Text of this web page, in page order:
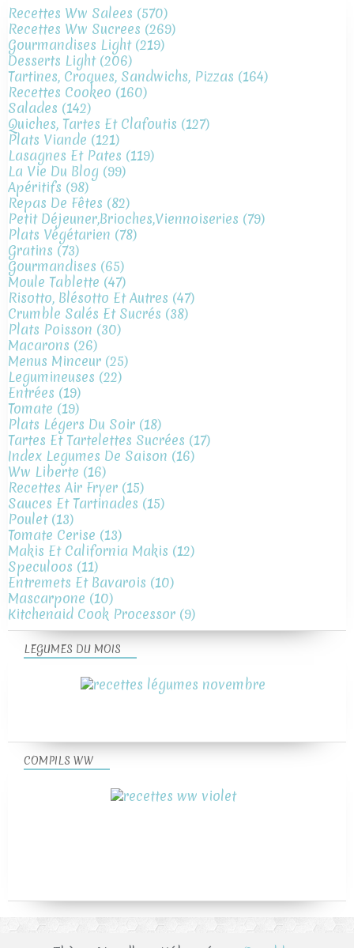
Recettes Ww Salees (570)
Recettes Ww Sucrees (269)
Gourmandises Light(219)
Desserts Light(206)
Tartines, Croques, Sandwichs, Pizzas (164)
Recettes Cookeo (160)
Salades (142)
Quiches, Tartes Et Clafoutis (127)
Plats Viande (121)
Lasagnes Et Pates (119)
La Vie Du Blog (99)
Apéritifs (98)
Repas De Fêtes (82)
Petit Déjeuner,brioches,viennoiseries (79)
Plats Végétarien (78)
Gratins (73)
Gourmandises (65)
Moule Tablette (47)
Risotto, Blésotto Et Autres (47)
Crumble Salés Et Sucrés (38)
Plats Poisson (30)
Macarons (26)
Menus Minceur (25)
Legumineuses (22)
Entrées (19)
Tomate (19)
Plats Légers Du Soir (18)
Tartes Et Tartelettes Sucrées (17)
Index Legumes De Saison (16)
Ww Liberte (16)
Recettes Air Fryer (15)
Sauces Et Tartinades (15)
Poulet(13)
Tomate Cerise (13)
Makis Et California Makis (12)
Speculoos (11)
Entremets Et Bavarois (10)
Mascarpone (10)
Kitchenaid Cook Processor (9)
LEGUMES DU MOIS
COMPILS WW